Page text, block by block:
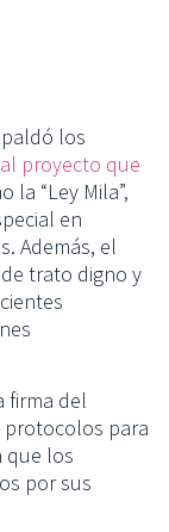
los
proyecto que
la “Ley Mila”,
en
Además, el
trato digno y
firma del
protocolos para
que los
por sus